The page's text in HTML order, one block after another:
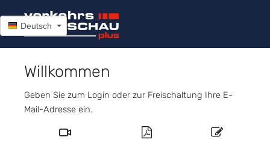
Willkommen
Geben Sie zum Login oder zur Freischaltung Ihre E-
Mail-Adresse ein.
Deutsch